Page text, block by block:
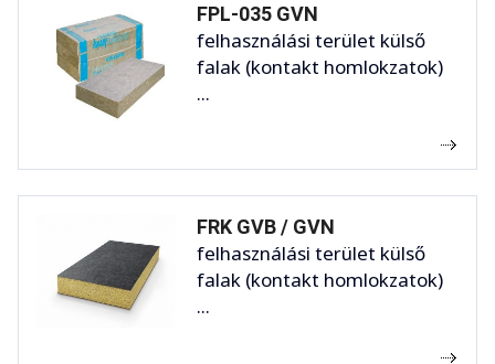
FPL-035 GVN
felhasználási terület külső
falak (kontakt homlokzatok)
...
FRK GVB / GVN
felhasználási terület külső
falak (kontakt homlokzatok)
...